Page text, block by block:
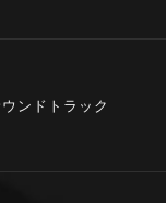
ンドトラック